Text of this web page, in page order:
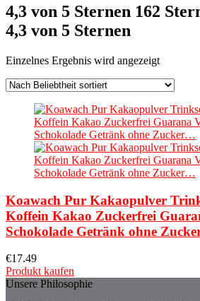
4,3 von 5 Sternen 162
4,3 von 5 Sternen
Einzelnes Ergebnis wird angezeigt
Koawach Pur Kakaopulver
Koffein Kakao Zuckerfrei
Schokolade Getränk ohne
€17.49
Produkt kaufen
Unsere Philosophie